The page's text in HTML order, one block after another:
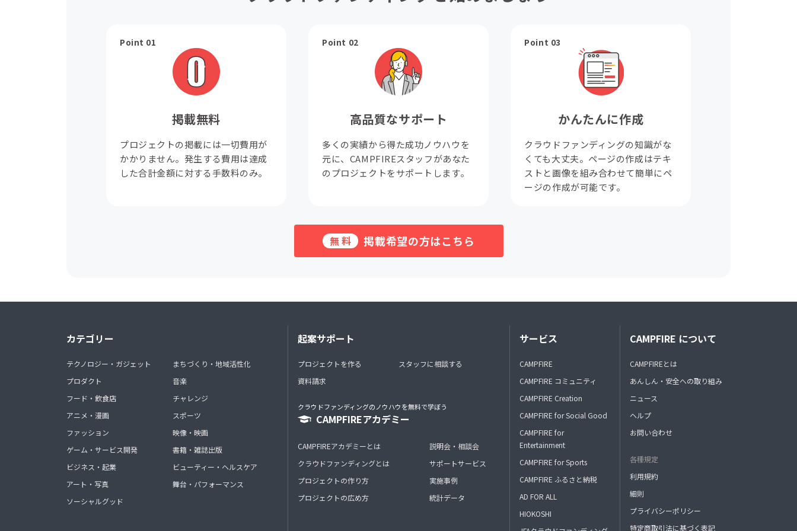
Point 01
掲載無料
プロジェクトの掲載には一切費用が
かかりません。発生する費用は達成
した合計金額に対する手数料のみ。
Point 02
高品質なサポート
多くの実績から得た成功ノウハウを
元に、CAMPFIREスタッフがあなた
のプロジェクトをサポートします。
Point 03
かんたんに作成
クラウドファンディングの知識がな
くても大丈夫。ページの作成はテキ
ストと画像を組み合わせて簡単にペ
ージの作成が可能です。
無料 掲載希望の方はこちら
カテゴリー
テクノロジー・ガジェット
プロダクト
フード・飲食店
アニメ・漫画
ファッション
ゲーム・サービス開発
ビジネス・起業
アート・写真
ソーシャルグッド
まちづくり・地域活性化
音楽
チャレンジ
スポーツ
映像・映画
書籍・雑誌出版
ビューティー・ヘルスケア
舞台・パフォーマンス
起案サポート
プロジェクトを作る
資料請求
スタッフに相談する
クラウドファンディングのノウハウを無料で学ぼう
CAMPFIREアカデミー
CAMPFIREアカデミーとは
クラウドファンディングとは
プロジェクトの作り方
プロジェクトの広め方
説明会・相談会
サポートサービス
実施事例
統計データ
サービス
CAMPFIRE
CAMPFIRE コミュニティ
CAMPFIRE Creation
CAMPFIRE for Social Good
CAMPFIRE for
Entertainment
CAMPFIRE for Sports
CAMPFIRE ふるさと納税
AD FOR ALL
HIOKOSHI
CAMPFIRE について
CAMPFIREとは
あんしん・安全への取り組み
ニュース
ヘルプ
お問い合わせ
各種規定
利用規約
細則
プライバシーポリシー
特定商取引法に基づく表記